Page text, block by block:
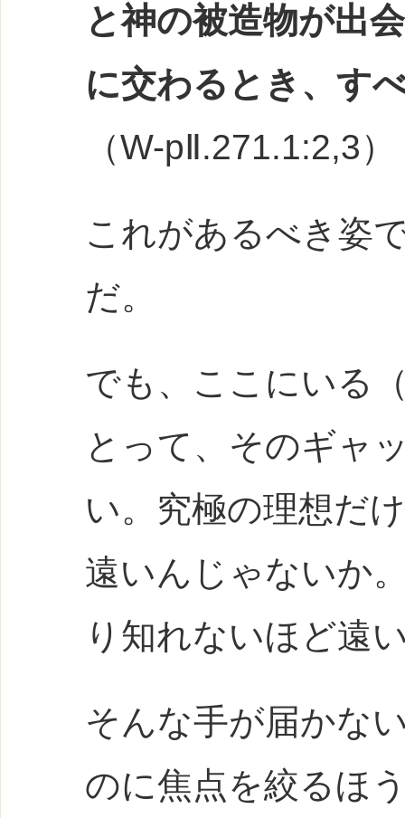
と神の被造物が出
に交わるとき、す
（W-pⅡ.271.1:2,3）
これがあるべき姿
だ。
でも、ここにいる
とって、そのギャ
い。究極の理想だ
遠いんじゃないか
り知れないほど遠
そんな手が届かな
のに焦点を絞るほ